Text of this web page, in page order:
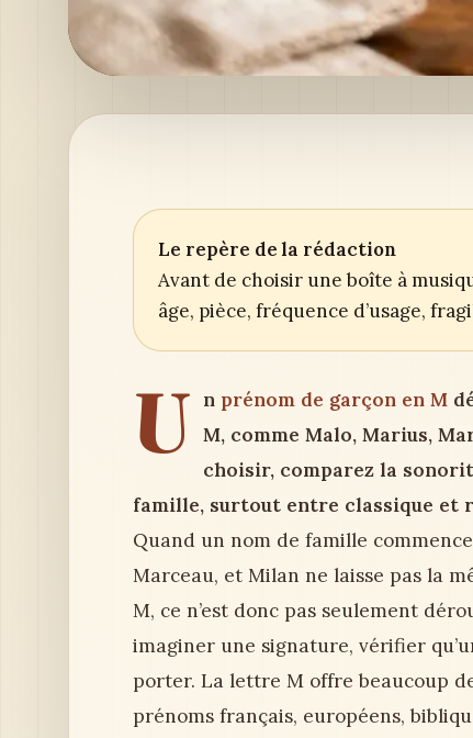
Le repère de la rédaction
Avant de choisir une boîte à
âge, pièce, fréquence d’usage,
U n prénom de garçon en M
M, comme Malo, Marius,
choisir, comparez la
famille, surtout entre classique et
Quand un nom de famille
Marceau, et Milan ne laisse pas la
M, ce n’est donc pas seulement
imaginer une signature, vérifier
porter. La lettre M offre beaucoup
prénoms français, européens,